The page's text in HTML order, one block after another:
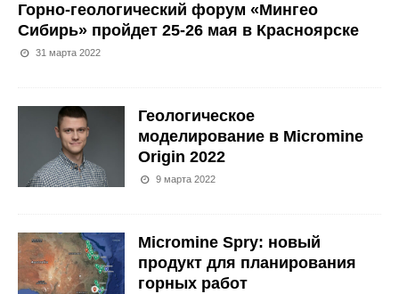
Горно-геологический форум «Мингео
Сибирь» пройдет 25-26 мая в Красноярске
31 марта 2022
Геологическое
моделирование в Micromine
Origin 2022
9 марта 2022
Micromine Spry: новый
продукт для планирования
горных работ